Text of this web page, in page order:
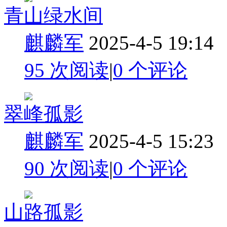
青山绿水间
麒麟军 2025-4-5 19:14
95 次阅读|0 个评论
翠峰孤影
麒麟军 2025-4-5 15:23
90 次阅读|0 个评论
山路孤影